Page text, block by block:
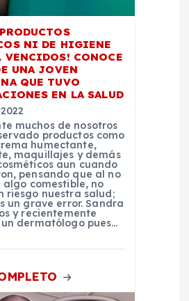
NI DE HIGIENE
VENCIDOS! CONOCE
UNA JOVEN
QUE TUVO
EN LA SALUD
muchos de nosotros
productos como
humectante,
maquillajes y demás
aun cuando
pensando que al no
comestible, no
riesgo nuestra salud;
un grave error. Sandra
y recientemente
dermatólogo pues…